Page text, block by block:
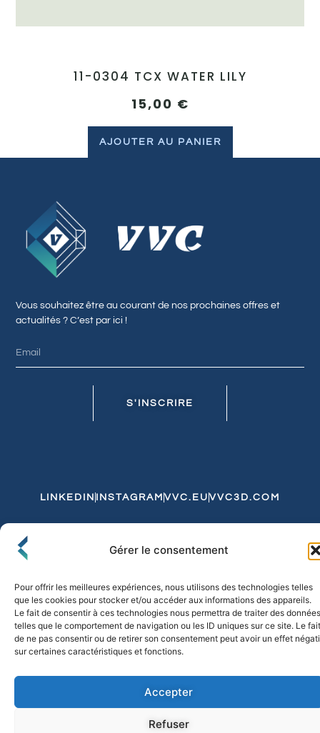
Gérer le consentement
Pour offrir les meilleures expériences, nous utilisons des technologies telles
que les cookies pour stocker et/ou accéder aux informations des appareils.
Le fait de consentir à ces technologies nous permettra de traiter des données
telles que le comportement de navigation ou les ID uniques sur ce site. Le fait
de ne pas consentir ou de retirer son consentement peut avoir un effet
sur certaines caractéristiques et fonctions.
Accepter
Refuser
11-0304 TCX WATER LILY
15,00 €
AJOUTER AU PANIER
Vous souhaitez être au courant de nos prochaines offres et
actualités ? C’est par ici !
S'INSCRIRE
LINKEDIN INSTAGRAM VVC.EU VVC3D.COM
Politique de Confidentialité et de CookiesExpédition et Livraison
© 2026 FLO & CO. All Rights Reserved